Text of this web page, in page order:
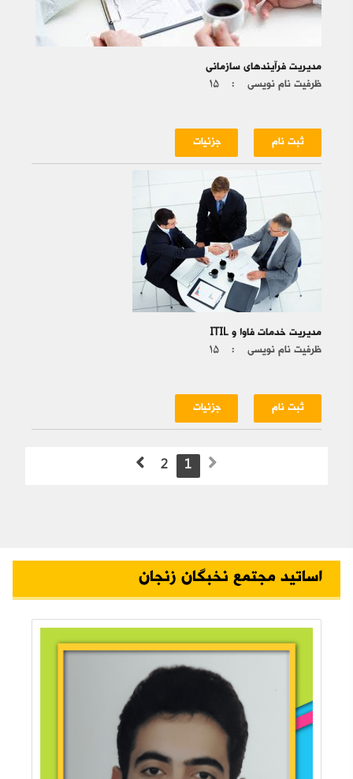
مدیریت فرآیندهای سازمانی
ظرفیت نام نویسی : ۱۵
ثبت نام جزئیات
مدیریت خدمات فاوا و ITIL
ظرفیت نام نویسی : ۱۵
ثبت نام جزئیات
1
2
اساتید مجتمع نخبگان زنجان